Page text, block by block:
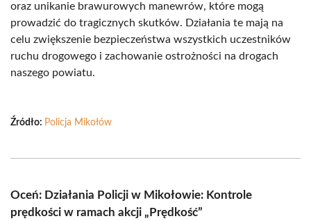
oraz unikanie brawurowych manewrów, które mogą
prowadzić do tragicznych skutków. Działania te mają na
celu zwiększenie bezpieczeństwa wszystkich uczestników
ruchu drogowego i zachowanie ostrożności na drogach
naszego powiatu.
Źródło: Policja Mikołów
Oceń: Działania Policji w Mikołowie: Kontrole
prędkości w ramach akcji „Prędkość”